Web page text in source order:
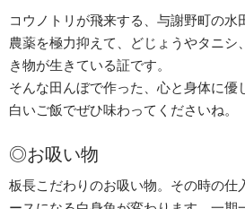
コウノトリが飛来する、与謝野町の水
農薬を極力抑えて、どじょうやタニシ
き物が生きている証です。
そんな田んぼで作った、心と身体に優
白いご飯でぜひ味わってくださいね。
◎お吸い物
板長こだわりのお吸い物。その時の仕